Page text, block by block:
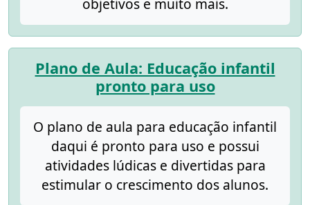
objetivos e muito mais.
Plano de Aula: Educação infantil
pronto para uso
O plano de aula para educação infantil
daqui é pronto para uso e possui
atividades lúdicas e divertidas para
estimular o crescimento dos alunos.